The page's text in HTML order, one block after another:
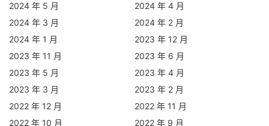
2024 年 5 月
2024 年 4 月
2024 年 3 月
2024 年 2 月
2024 年 1 月
2023 年 12 月
2023 年 11 月
2023 年 6 月
2023 年 5 月
2023 年 4 月
2023 年 3 月
2023 年 2 月
2022 年 12 月
2022 年 11 月
2022 年 10 月
2022 年 9 月